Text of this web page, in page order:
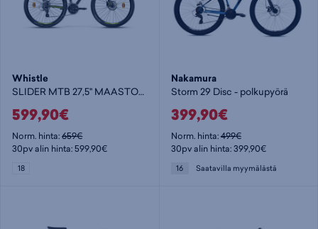
Whistle
SLIDER MTB 27,5" MAASTOPYÖRÄ - polkupyörä
599,90€
Norm. hinta:659€
30pv alin hinta: 599,90€
18
Nakamura
Storm 29 Disc - polkupyörä
399,90€
Norm. hinta:499€
30pv alin hinta: 399,90€
16 Saatavilla myymälästä